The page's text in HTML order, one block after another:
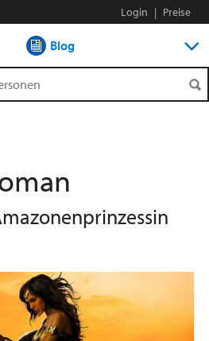
Login | Preise
Blog
Shop